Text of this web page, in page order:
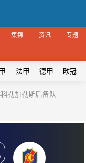
集锦 资讯 专题
法甲 德甲 欧冠
勒加勒斯后备队